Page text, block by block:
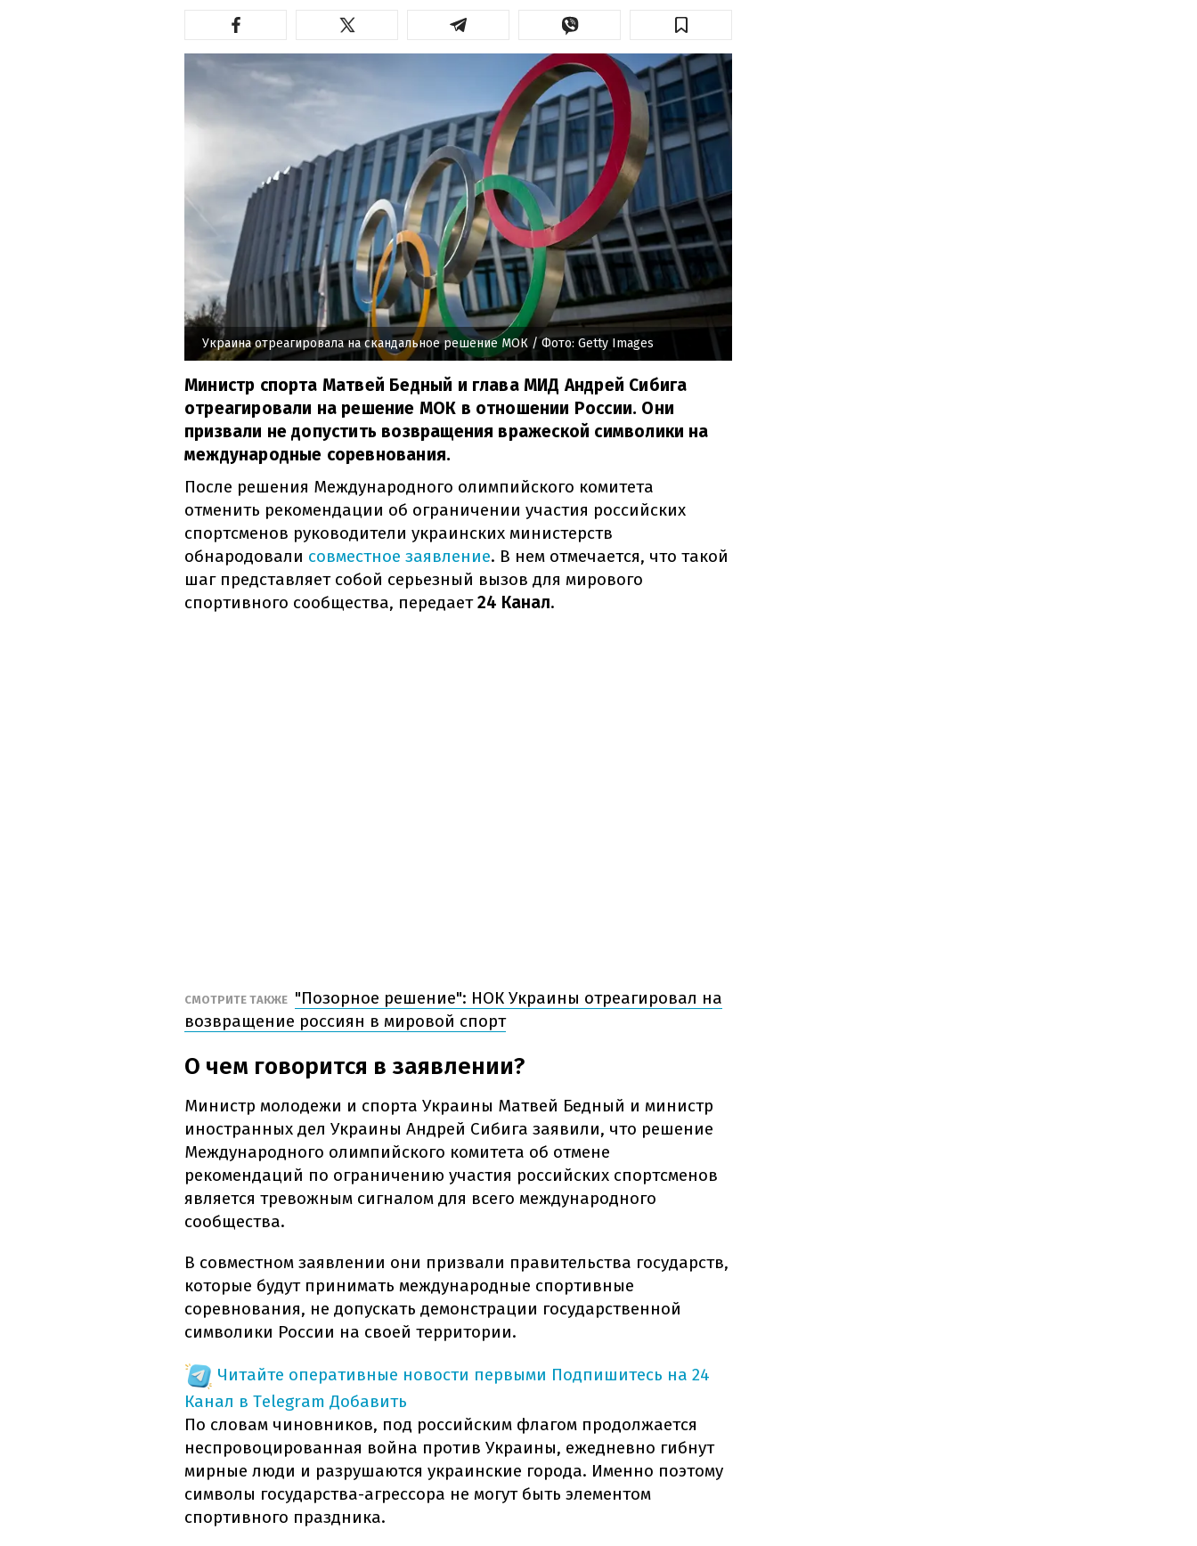
Украина отреагировала на скандальное решение МОК / Фото: Getty Images
Министр спорта Матвей Бедный и глава МИД Андрей Сибига
отреагировали на решение МОК в отношении России. Они
призвали не допустить возвращения вражеской символики на
международные соревнования.
После решения Международного олимпийского комитета
отменить рекомендации об ограничении участия российских
спортсменов руководители украинских министерств
обнародовали совместное заявление. В нем отмечается, что такой
шаг представляет собой серьезный вызов для мирового
спортивного сообщества, передает24 Канал.
СМОТРИТЕ ТАКЖЕ "Позорное решение": НОК Украины отреагировал на
возвращение россиян в мировой спорт
О чем говорится в заявлении?
Министр молодежи и спорта Украины Матвей Бедный и министр
иностранных дел Украины Андрей Сибига заявили, что решение
Международного олимпийского комитета об отмене
рекомендаций по ограничению участия российских спортсменов
является тревожным сигналом для всего международного
сообщества.
В совместном заявлении они призвали правительства государств,
которые будут принимать международные спортивные
соревнования, не допускать демонстрации государственной
символики России на своей территории.
Читайте оперативные новости первыми Подпишитесь на 24
Канал в Telegram Добавить
По словам чиновников, под российским флагом продолжается
неспровоцированная война против Украины, ежедневно гибнут
мирные люди и разрушаются украинские города. Именно поэтому
символы государства-агрессора не могут быть элементом
спортивного праздника.